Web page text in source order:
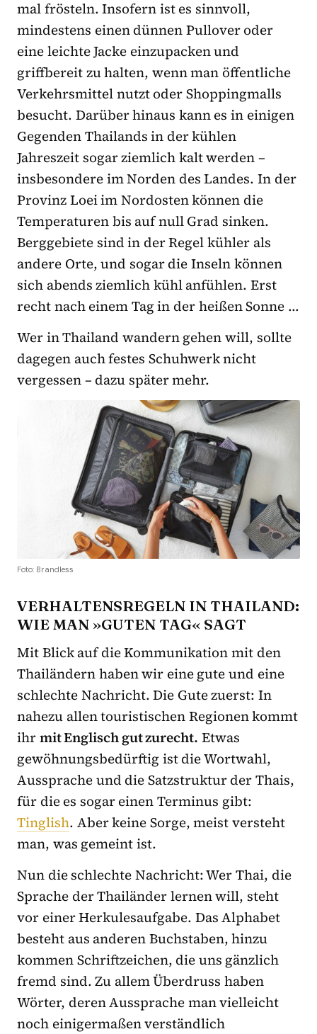
mal frösteln. Insofern ist es sinnvoll,
mindestens einen dünnen Pullover oder
eine leichte Jacke einzupacken und
griffbereit zu halten, wenn man öffentliche
Verkehrsmittel nutzt oder Shoppingmalls
besucht. Darüber hinaus kann es in einigen
Gegenden Thailands in der kühlen
Jahreszeit sogar ziemlich kalt werden –
insbesondere im Norden des Landes. In der
Provinz Loei im Nordosten können die
Temperaturen bis auf null Grad sinken.
Berggebiete sind in der Regel kühler als
andere Orte, und sogar die Inseln können
sich abends ziemlich kühl anfühlen. Erst
recht nach einem Tag in der heißen Sonne …
Wer in Thailand wandern gehen will, sollte
dagegen auch festes Schuhwerk nicht
vergessen – dazu später mehr.
Foto: Brandless
VERHALTENSREGELN IN THAILAND:
WIE MAN »GUTEN TAG« SAGT
Mit Blick auf die Kommunikation mit den
Thailändern haben wir eine gute und eine
schlechte Nachricht. Die Gute zuerst: In
nahezu allen touristischen Regionen kommt
ihrmit Englisch gut zurecht. Etwas
gewöhnungsbedürftig ist die Wortwahl,
Aussprache und die Satzstruktur der Thais,
für die es sogar einen Terminus gibt:
Tinglish. Aber keine Sorge, meist versteht
man, was gemeint ist.
Nun die schlechte Nachricht: Wer Thai, die
Sprache der Thailänder lernen will, steht
vor einer Herkulesaufgabe. Das Alphabet
besteht aus anderen Buchstaben, hinzu
kommen Schriftzeichen, die uns gänzlich
fremd sind. Zu allem Überdruss haben
Wörter, deren Aussprache man vielleicht
noch einigermaßen verständlich